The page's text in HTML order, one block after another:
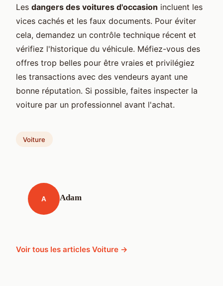
Les dangers des voitures d'occasion incluent les
vices cachés et les faux documents. Pour éviter
cela, demandez un contrôle technique récent et
vérifiez l'historique du véhicule. Méfiez-vous des
offres trop belles pour être vraies et privilégiez
les transactions avec des vendeurs ayant une
bonne réputation. Si possible, faites inspecter la
voiture par un professionnel avant l'achat.
Voiture
A Adam
Voir tous les articles Voiture →